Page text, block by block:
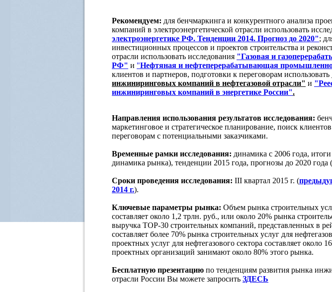
Рекомендуем: для бенчмаркинга и конкурентного анализа
компаний в электроэнергетической отрасли использовать
электроэнергетике РФ. Тенденции 2014. Прогноз до 2020";
инвестиционных процессов и проектов строительства и
отрасли использовать исследования "Газовая и
РФ" и "Нефтяная и нефтеперерабатывающая
клиентов и партнеров, подготовки к переговорам использовать
инжиниринговых компаний в нефтегазовой отрасли" и
инжиниринговых компаний в энергетике России".
Направления использования результатов исследования:
маркетинговое и стратегическое планирование, поиск
переговорам с потенциальными заказчиками.
Временные рамки исследования: динамика с 2006 года,
динамика рынка), тенденции 2015 года, прогнозы до 2020
Сроки проведения исследования: III квартал 2015 г. (
2014 г.).
Ключевые параметры рынка: Объем рынка строительных
составляет около 1,2 трлн. руб., или около 20% рынка
выручка TOP-30 строительных компаний, представленных в
составляет более 70% рынка строительных услуг для
проектных услуг для нефтегазового сектора составляет около
проектных организаций занимают около 80% этого рынка.
Бесплатную презентацию по тенденциям развития рынка
отрасли России Вы можете запросить ЗДЕСЬ